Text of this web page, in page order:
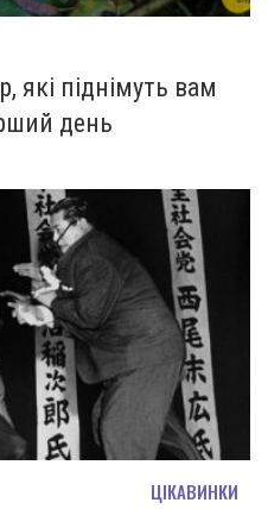
які піднімуть вам
день
ЦІКАВИНКИ